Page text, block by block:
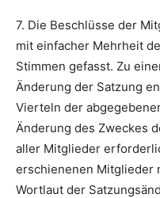
7. Die Beschlüsse der
mit einfacher Mehrheit
Stimmen gefasst. Zu
Änderung der Satzung
Vierteln der
Änderung des Zweckes
aller Mitglieder
erschienenen Mitglieder
Wortlaut der